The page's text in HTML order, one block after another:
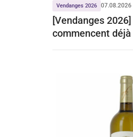
Vendanges 2026 07.08.2026
[Vendanges
commencent